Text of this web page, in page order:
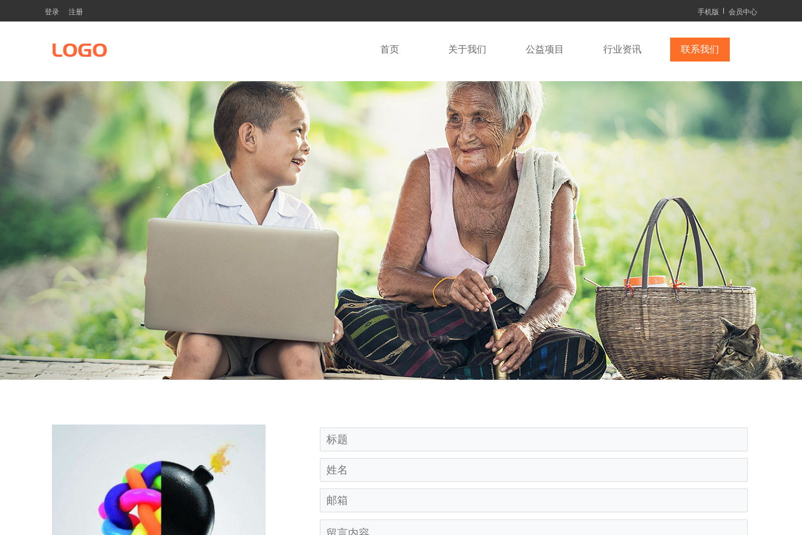
登录 注册 手机版 会员中心
首页 关于我们 公益项目 行业资讯 联系我们